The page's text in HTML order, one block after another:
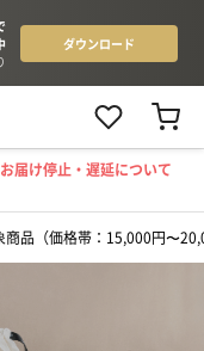
届け停止・遅延について
商品（価格帯：15,000円〜